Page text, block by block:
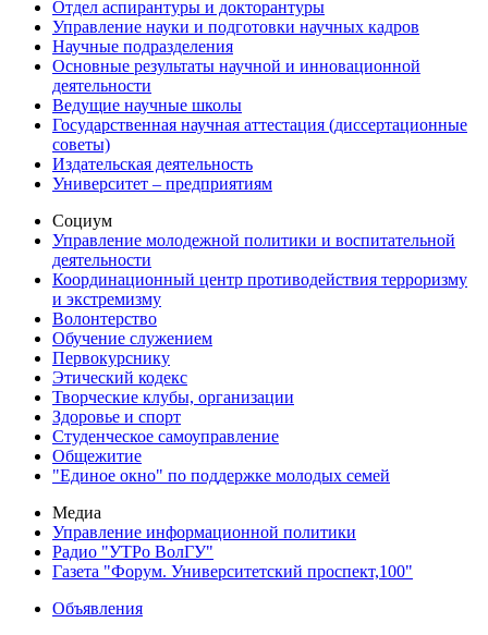
Отдел аспирантуры и докторантуры
Управление науки и подготовки научных кадров
Научные подразделения
Основные результаты научной и инновационной
деятельности
Ведущие научные школы
Государственная научная аттестация (диссертационные
советы)
Издательская деятельность
Университет – предприятиям
Социум
Управление молодежной политики и воспитательной
деятельности
Координационный центр противодействия терроризму
и экстремизму
Волонтерство
Обучение служением
Первокурснику
Этический кодекс
Творческие клубы, организации
Здоровье и спорт
Студенческое самоуправление
Общежитие
"Единое окно" по поддержке молодых семей
Медиа
Управление информационной политики
Радио "УТРо ВолГУ"
Газета "Форум. Университетский проспект,100"
Объявления